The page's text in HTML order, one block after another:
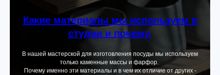
Какие материалы мы используем в
студии и почему.
В нашей мастерской для изготовления посуды мы используем
только каменные массы и фарфор.
Почему именно эти материалы и в чем их отличие от других -